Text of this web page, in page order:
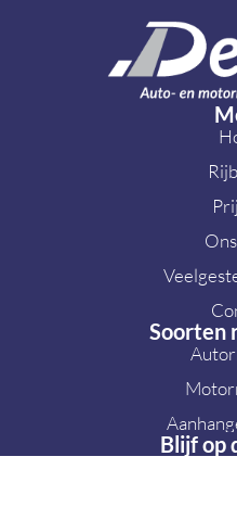
Soorten
Blijf op